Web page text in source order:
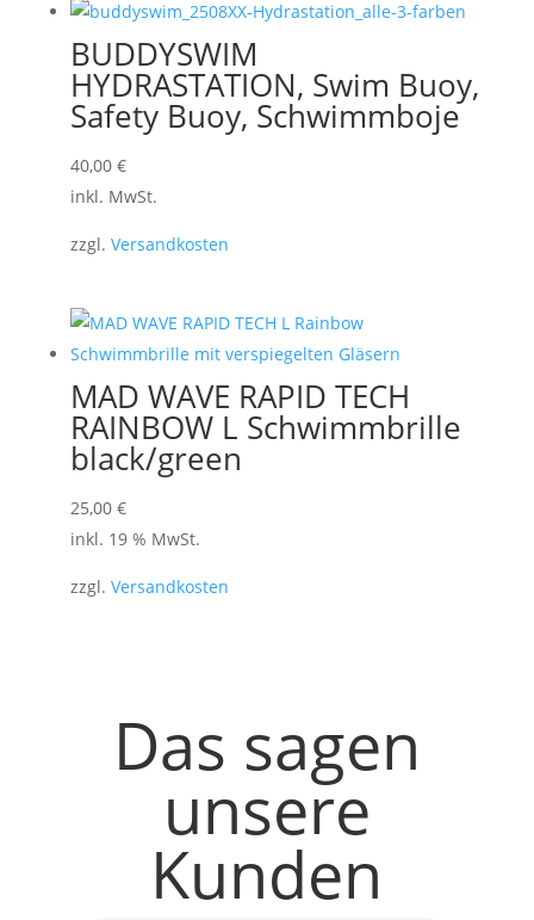
BUDDYSWIM
HYDRASTATION, Swim Buoy,
Safety Buoy, Schwimmboje
40,00 €
inkl. MwSt.
zzgl. Versandkosten
MAD WAVE RAPID TECH
RAINBOW L Schwimmbrille
black/green
25,00 €
inkl. 19 % MwSt.
zzgl. Versandkosten
Das sagen
unsere
Kunden